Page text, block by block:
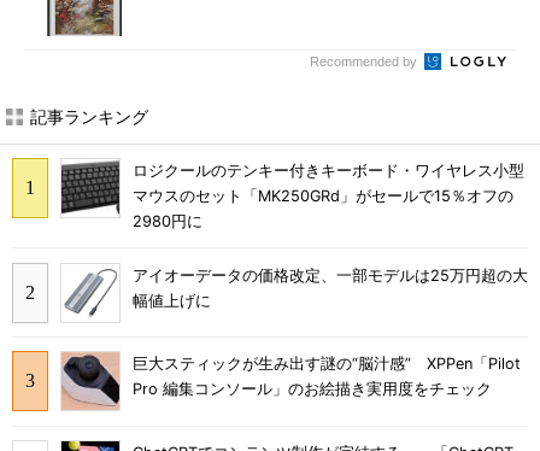
Recommended by
記事ランキング
ロジクールのテンキー付きキーボード・ワイヤレス小型
マウスのセット「MK250GRd」がセールで15％オフの
2980円に
アイオーデータの価格改定、一部モデルは25万円超の大
幅値上げに
巨大スティックが生み出す謎の“脳汁感” XPPen「Pilot
Pro 編集コンソール」のお絵描き実用度をチェック